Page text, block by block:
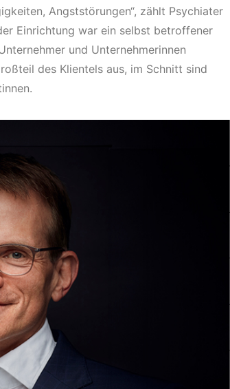
Angststörungen“, zählt Psychiater
Einrichtung war ein selbst betroffener
und Unternehmerinnen
des Klientels aus, im Schnitt sind